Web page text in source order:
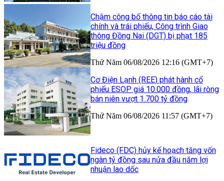
Chậm công bố thông tin báo cáo tài
chính và trái phiếu, Công trình Giao
thông Đồng Nai (DGT) bị phạt 185
triệu đồng
Thứ Năm 06/08/2026 12:16 (GMT+7)
Cơ Điện Lạnh (REE) phát hành cổ
phiếu ESOP giá 10.000 đồng, lãi ròng
bán niên vượt 1.700 tỷ đồng
Thứ Năm 06/08/2026 11:57 (GMT+7)
Fideco (FDC) hủy kế hoạch tăng vốn
ngàn tỷ đồng sau nửa đầu năm lợi
nhuận lao dốc